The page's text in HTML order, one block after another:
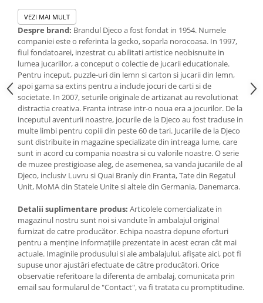
Jucarii de sortat
Jucarii muzicale bebelusi
Puzzle bebelusi
Varsta +18 luni - Acest reper este nou si comercializat in ambalajul
original pus la dispozitie de catre producator. Imaginile
disponibile au caracter orientativ si informativ. Nuanta, tonul si
intensitatea culorii din pozele produsului pot varia in functie de
ecranul de pe care se vizualizeaza magazinul online.
VEZI MAI MULT
Despre brand: Brandul Djeco a fost fondat in 1954. Numele
companiei este o referinta la gecko, soparla norocoasa. In 1997,
fiul fondatoarei, inzestrat cu abilitati artistice neobisnuite in
lumea jucariilor, a conceput o colectie de jucarii educationale.
Pentru inceput, puzzle-uri din lemn si carton si jucarii din lemn,
apoi gama sa extins pentru a include jocuri de carti si de
societate. In 2007, seturile originale de artizanat au revolutionat
distractia creativa. Franta intrase intr-o noua era a jocurilor. De la
inceputul aventurii noastre, jocurile de la Djeco au fost traduse in
multe limbi pentru copiii din peste 60 de tari. Jucariile de la Djeco
sunt distribuite in magazine specializate din intreaga lume, care
sunt in acord cu compania noastra si cu valorile noastre. O serie
de muzee prestigioase aleg, de asemenea, sa vanda jucariile de al
Djeco, inclusiv Luvru si Quai Branly din Franta, Tate din Regatul
Unit, MoMA din Statele Unite si altele din Germania, Danemarca.
Detalii suplimentare produs: Articolele comercializate in
magazinul nostru sunt noi si vandute în ambalajul original
furnizat de catre producător. Echipa noastra depune eforturi
pentru a menține informațiile prezentate in acest ecran cât mai
actuale. Imaginile produsului si ale ambalajului, afișate aici, pot fi
supuse unor ajustări efectuate de către producători. Orice
observatie referitoare la diferenta de ambalaj, comunicata prin
email sau formularul de "Contact", va fi tratata cu promptitudine.